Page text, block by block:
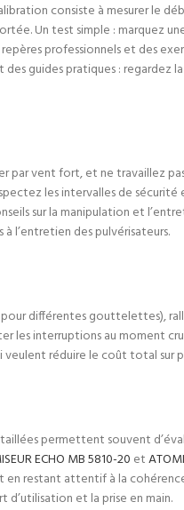
consiste à mesurer le
Un test simple : marquez
professionnels et des
guides pratiques : regardez
vent fort, et ne travaillez
les intervalles de sécurité
sur la manipulation et
l’entretien des pulvérisateurs.
différentes gouttelettes),
les interruptions au moment
réduire le coût total sur
permettent souvent
ECHO MB 5810-20 et
restant attentif à la
et la prise en main.